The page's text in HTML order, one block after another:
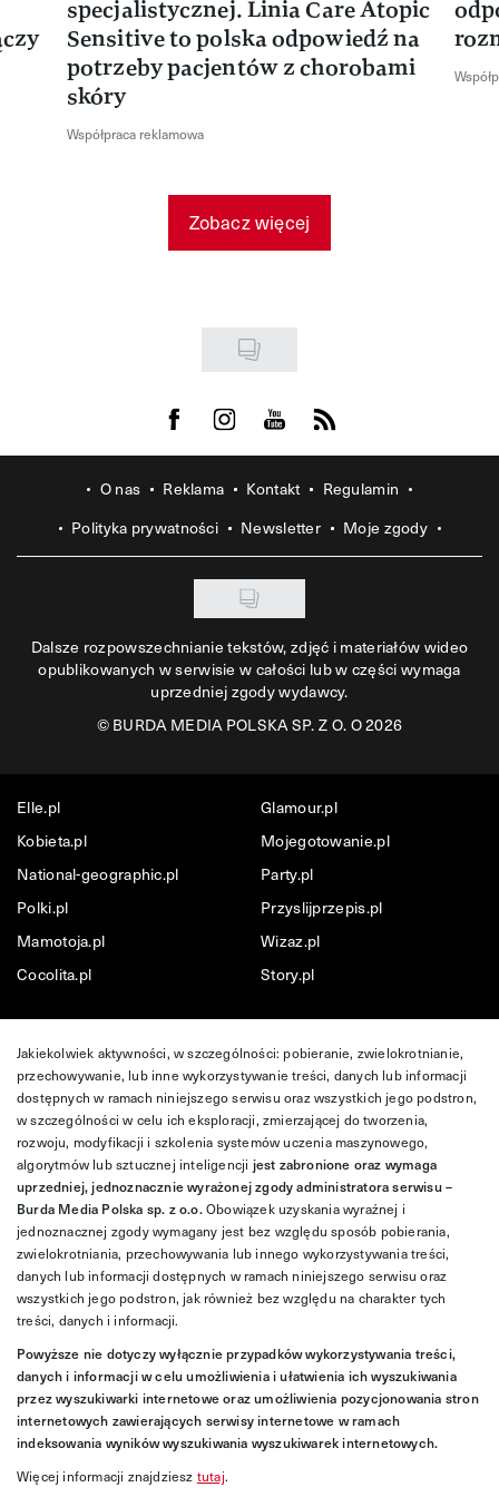
specjalistycznej. Linia Care Atopic
Sensitive to polska odpowiedź na
potrzeby pacjentów z chorobami
skóry
Współpraca reklamowa
Zobacz więcej
Visit us on Facebook
Visit us on Instagram
Visit us on Youtube
Visit us on Rss
O nas Reklama Kontakt
Regulamin
Polityka prywatności
Newsletter Moje zgody
Dalsze rozpowszechnianie tekstów, zdjęć i materiałów wideo
opublikowanych w serwisie w całości lub w części wymaga
uprzedniej zgody wydawcy.
©BURDA MEDIA POLSKA SP. Z O. O 2026
Elle.pl
Glamour.pl
Kobieta.pl
Mojegotowanie.pl
National-geographic.pl
Party.pl
Polki.pl
Przyslijprzepis.pl
Mamotoja.pl
Wizaz.pl
Cocolita.pl
Story.pl
Jakiekolwiek aktywności, w szczególności: pobieranie, zwielokrotnianie,
przechowywanie, lub inne wykorzystywanie treści, danych lub informacji
dostępnych w ramach niniejszego serwisu oraz wszystkich jego podstron,
w szczególności w celu ich eksploracji, zmierzającej do tworzenia,
rozwoju, modyfikacji i szkolenia systemów uczenia maszynowego,
algorytmów lub sztucznej inteligencji jest zabronione oraz wymaga
uprzedniej, jednoznacznie wyrażonej zgody administratora serwisu –
Burda Media Polska sp. z o.o.Obowiązek uzyskania wyraźnej i
jednoznacznej zgody wymagany jest bez względu sposób pobierania,
zwielokrotniania, przechowywania lub innego wykorzystywania treści,
danych lub informacji dostępnych w ramach niniejszego serwisu oraz
wszystkich jego podstron, jak również bez względu na charakter tych
treści, danych i informacji.
Powyższe nie dotyczy wyłącznie przypadków wykorzystywania treści,
danych i informacji w celu umożliwienia i ułatwienia ich wyszukiwania
przez wyszukiwarki internetowe oraz umożliwienia pozycjonowania stron
internetowych zawierających serwisy internetowe w ramach
indeksowania wyników wyszukiwania wyszukiwarek internetowych.
Więcej informacji znajdziesz tutaj.